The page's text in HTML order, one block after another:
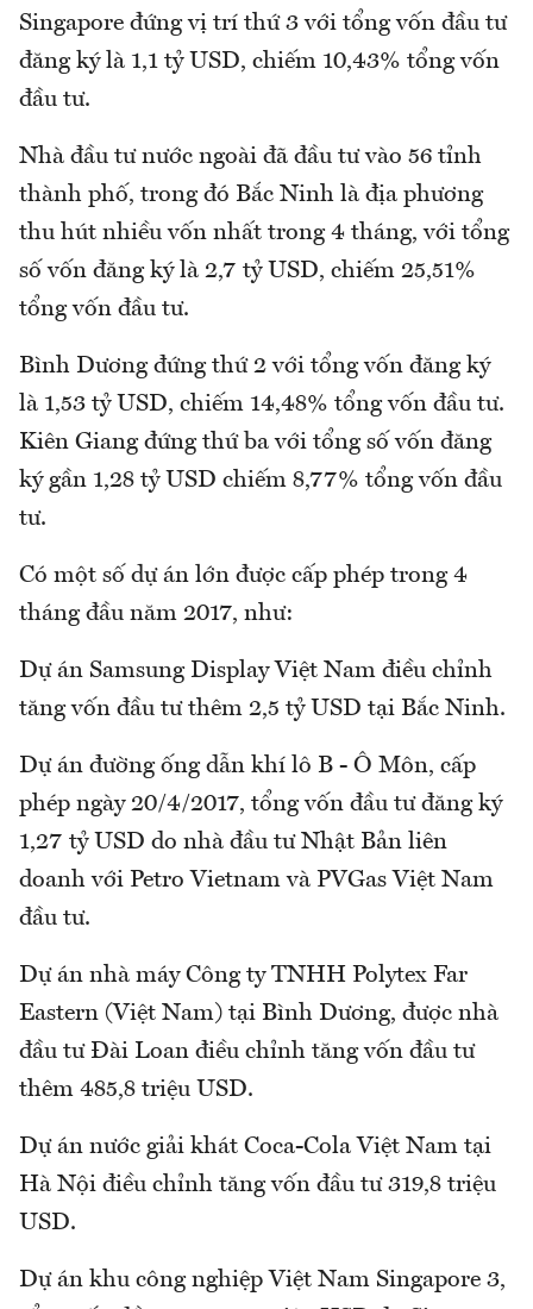
Singapore đứng vị trí thứ 3 với tổng vốn đầu tư
đăng ký là 1,1 tỷ USD, chiếm 10,43% tổng vốn
đầu tư.
Nhà đầu tư nước ngoài đã đầu tư vào 56 tỉnh
thành phố, trong đó Bắc Ninh là địa phương
thu hút nhiều vốn nhất trong 4 tháng, với tổng
số vốn đăng ký là 2,7 tỷ USD, chiếm 25,51%
tổng vốn đầu tư.
Bình Dương đứng thứ 2 với tổng vốn đăng ký
là 1,53 tỷ USD, chiếm 14,48% tổng vốn đầu tư.
Kiên Giang đứng thứ ba với tổng số vốn đăng
ký gần 1,28 tỷ USD chiếm 8,77% tổng vốn đầu
tư.
Có một số dự án lớn được cấp phép trong 4
tháng đầu năm 2017, như:
Dự án Samsung Display Việt Nam điều chỉnh
tăng vốn đầu tư thêm 2,5 tỷ USD tại Bắc Ninh.
Dự án đường ống dẫn khí lô B - Ô Môn, cấp
phép ngày 20/4/2017, tổng vốn đầu tư đăng ký
1,27 tỷ USD do nhà đầu tư Nhật Bản liên
doanh với Petro Vietnam và PVGas Việt Nam
đầu tư.
Dự án nhà máy Công ty TNHH Polytex Far
Eastern (Việt Nam) tại Bình Dương, được nhà
đầu tư Đài Loan điều chỉnh tăng vốn đầu tư
thêm 485,8 triệu USD.
Dự án nước giải khát Coca-Cola Việt Nam tại
Hà Nội điều chỉnh tăng vốn đầu tư 319,8 triệu
USD.
Dự án khu công nghiệp Việt Nam Singapore 3,